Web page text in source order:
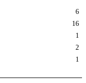
6
16
1
2
1